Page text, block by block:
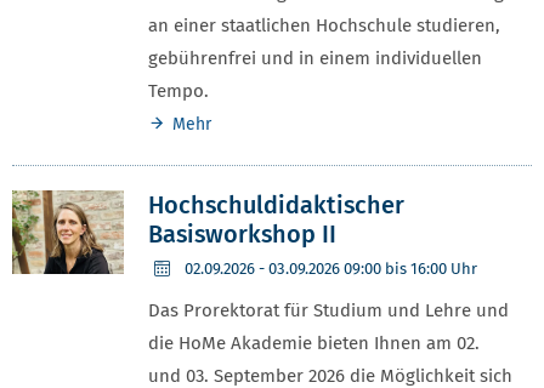
an einer staatlichen Hochschule studieren,
gebührenfrei und in einem individuellen
Tempo.
Mehr
Hochschuldidaktischer
Basisworkshop II
02.09.2026 - 03.09.2026 09:00 bis 16:00 Uhr
Das Prorektorat für Studium und Lehre und
die HoMe Akademie bieten Ihnen am 02.
und 03. September 2026 die Möglichkeit sich